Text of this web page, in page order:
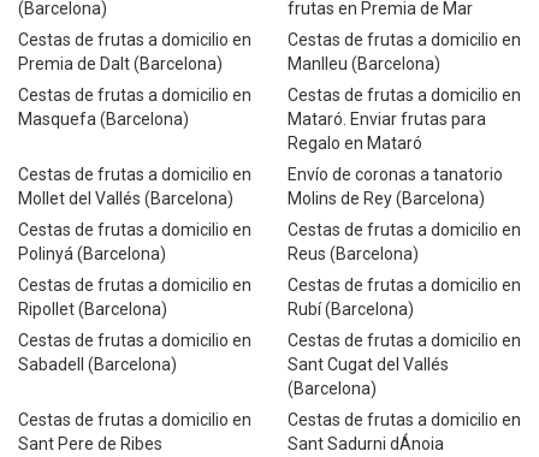
(Barcelona)
frutas en Premia de Mar
Cestas de frutas a domicilio en
Premia de Dalt (Barcelona)
Cestas de frutas a domicilio en
Manlleu (Barcelona)
Cestas de frutas a domicilio en
Masquefa (Barcelona)
Cestas de frutas a domicilio en
Mataró. Enviar frutas para
Regalo en Mataró
Cestas de frutas a domicilio en
Mollet del Vallés (Barcelona)
Envío de coronas a tanatorio
Molins de Rey (Barcelona)
Cestas de frutas a domicilio en
Polinyá (Barcelona)
Cestas de frutas a domicilio en
Reus (Barcelona)
Cestas de frutas a domicilio en
Ripollet (Barcelona)
Cestas de frutas a domicilio en
Rubí (Barcelona)
Cestas de frutas a domicilio en
Sabadell (Barcelona)
Cestas de frutas a domicilio en
Sant Cugat del Vallés
(Barcelona)
Cestas de frutas a domicilio en
Sant Pere de Ribes
Cestas de frutas a domicilio en
Sant Sadurni dÁnoia